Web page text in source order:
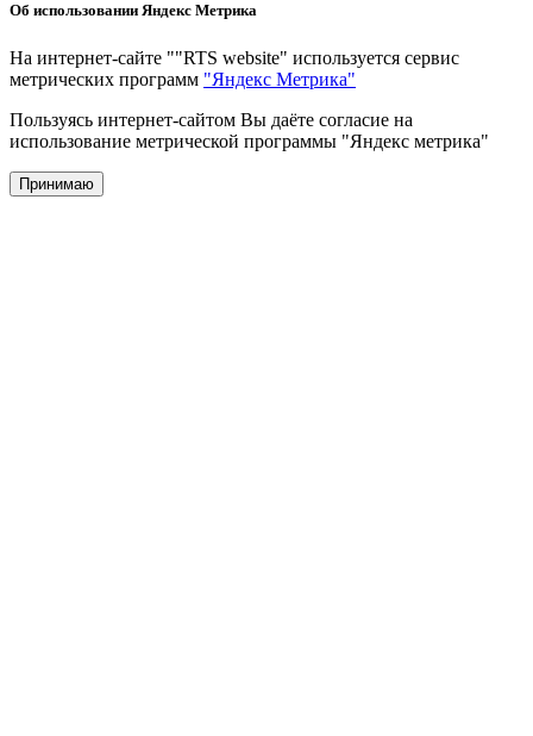
Об использовании Яндекс Метрика
На интернет-сайте ""RTS website" используется сервис
метрических программ "Яндекс Метрика"
Пользуясь интернет-сайтом Вы даёте согласие на
использование метрической программы "Яндекс метрика"
Принимаю